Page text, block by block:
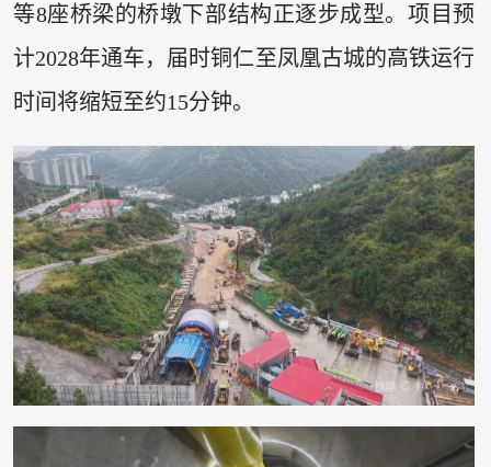
等8座桥梁的桥墩下部结构正逐步成型。项目预
计2028年通车，届时铜仁至凤凰古城的高铁运行
时间将缩短至约15分钟。